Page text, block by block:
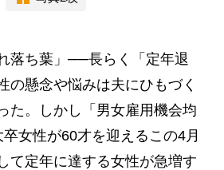
落ち葉」──長らく「定年退
の懸念や悩みは夫にひもづく
た。しかし「男女雇用機会均
女性が60才を迎えるこの4月
て定年に達する女性が急増す